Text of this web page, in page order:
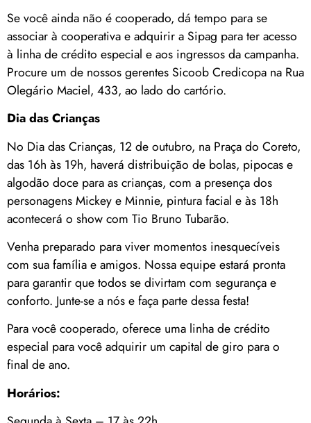
Se você ainda não é cooperado, dá tempo para se
associar à cooperativa e adquirir a Sipag para ter acesso
à linha de crédito especial e aos ingressos da campanha.
Procure um de nossos gerentes Sicoob Credicopa na Rua
Olegário Maciel, 433, ao lado do cartório.
Dia das Crianças
No Dia das Crianças, 12 de outubro, na Praça do Coreto,
das 16h às 19h, haverá distribuição de bolas, pipocas e
algodão doce para as crianças, com a presença dos
personagens Mickey e Minnie, pintura facial e às 18h
acontecerá o show com Tio Bruno Tubarão.
Venha preparado para viver momentos inesquecíveis
com sua família e amigos. Nossa equipe estará pronta
para garantir que todos se divirtam com segurança e
conforto. Junte-se a nós e faça parte dessa festa!
Para você cooperado, oferece uma linha de crédito
especial para você adquirir um capital de giro para o
final de ano.
Horários: